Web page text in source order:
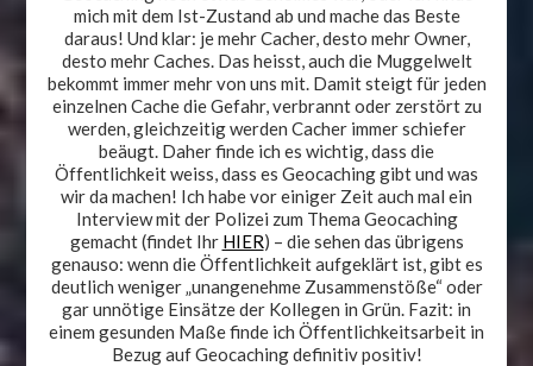
mich mit dem Ist-Zustand ab und mache das Beste
daraus! Und klar: je mehr Cacher, desto mehr Owner,
desto mehr Caches. Das heisst, auch die Muggelwelt
bekommt immer mehr von uns mit. Damit steigt für jeden
einzelnen Cache die Gefahr, verbrannt oder zerstört zu
werden, gleichzeitig werden Cacher immer schiefer
beäugt. Daher finde ich es wichtig, dass die
Öffentlichkeit weiss, dass es Geocaching gibt und was
wir da machen! Ich habe vor einiger Zeit auch mal ein
Interview mit der Polizei zum Thema Geocaching
gemacht (findet Ihr HIER) – die sehen das übrigens
genauso: wenn die Öffentlichkeit aufgeklärt ist, gibt es
deutlich weniger „unangenehme Zusammenstöße“ oder
gar unnötige Einsätze der Kollegen in Grün. Fazit: in
einem gesunden Maße finde ich Öffentlichkeitsarbeit in
Bezug auf Geocaching definitiv positiv!